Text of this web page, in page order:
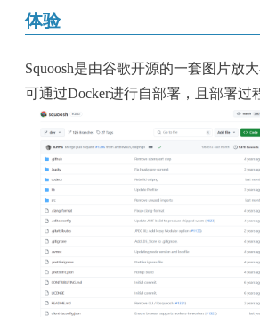
体验
Squoosh是由谷歌开源的一套图片放
可通过Docker进行自部署，且部署过